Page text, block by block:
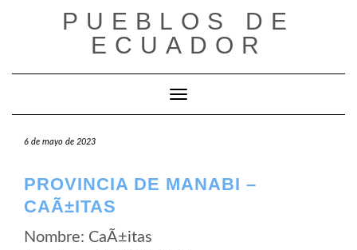
PUEBLOS DE
ECUADOR
Cambiar modo de navegación
6 de mayo de 2023
PROVINCIA DE MANABI –
CAÃ±ITAS
Nombre: CaÃ±itas